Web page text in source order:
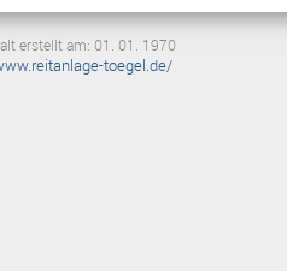
erstellt am: 01. 01. 1970
toegel.de/